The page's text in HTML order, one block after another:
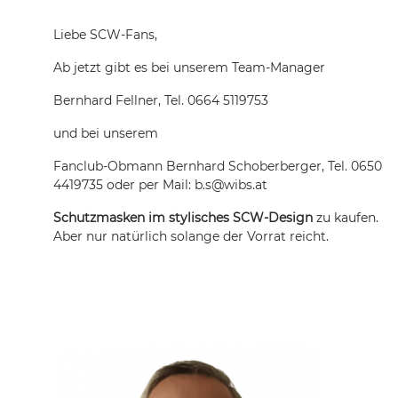
Liebe SCW-Fans,
Ab jetzt gibt es bei unserem Team-Manager
Bernhard Fellner, Tel. 0664 5119753
und bei unserem
Fanclub-Obmann Bernhard Schoberberger, Tel. 0650
4419735 oder per Mail: b.s@wibs.at
Schutzmasken im stylisches SCW-Design zu kaufen.
Aber nur natürlich solange der Vorrat reicht.